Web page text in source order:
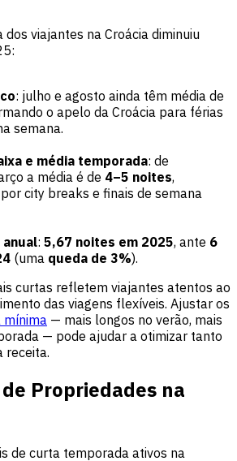
dos viajantes na Croácia diminuiu
: julho e agosto ainda têm média de
o apelo da Croácia para férias
semana.
e média temporada: de
a média é de 4–5 noites,
city breaks e finais de semana
anual: 5,67 noites em 2025, ante 6
(uma queda de 3%).
curtas refletem viajantes atentos ao
das viagens flexíveis. Ajustar os
mínima — mais longos no verão, mais
— pode ajudar a otimizar tanto
receita.
Propriedades na
de curta temporada ativos na